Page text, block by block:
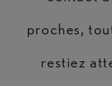
proches,
restiez